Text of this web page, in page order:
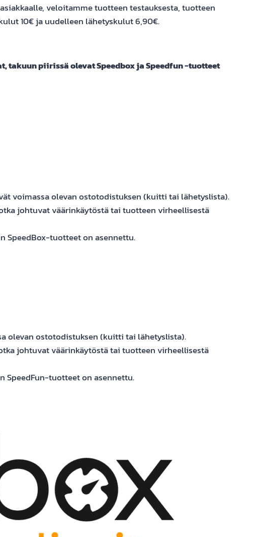
veloitamme tuotteen testauksesta, tuotteen
10€ ja uudelleen lähetyskulut 6,90€.
piirissä olevat Speedbox ja Speedfun -tuotteet
voimassa olevan ostotodistuksen (kuitti tai lähetyslista).
johtuvat väärinkäytöstä tai tuotteen virheellisestä
SpeedBox-tuotteet on asennettu.
olevan ostotodistuksen (kuitti tai lähetyslista).
johtuvat väärinkäytöstä tai tuotteen virheellisestä
SpeedFun-tuotteet on asennettu.